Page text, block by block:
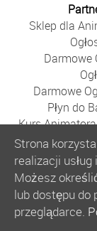
Sklep dla
Darmowe
Darmowe
Płyn do
Kurs Animatora
Bezpłatne
Bańki
Szkolenie
Kurs
Strona
realizacji
Możesz
lub dostępu do
przeglądarce.